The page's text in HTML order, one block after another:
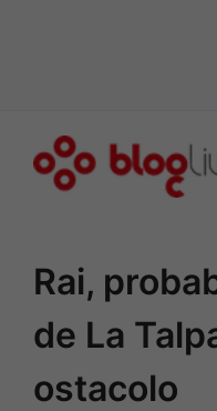
Rai,
de La
ostacolo